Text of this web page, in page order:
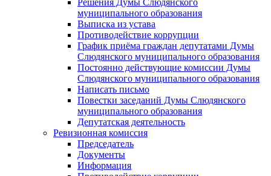
Решения Думы Слюдянского
муниципального образования
Выписка из устава
Противодействие коррупции
График приёма граждан депутатами Думы
Слюдянского муниципального образования
Постоянно действующие комиссии Думы
Слюдянского муниципального образования
Написать письмо
Повестки заседаний Думы Слюдянского
муниципального образования
Депутатская деятельность
Ревизионная комиссия
Председатель
Документы
Информация